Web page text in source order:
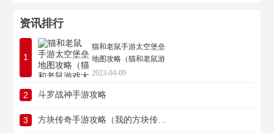
资讯排行
1
猫和老鼠手游太空堡垒
地图攻略（猫和老鼠游
戏太空堡垒地图）
2023-04-09
2 斗罗战神手游攻略
3 方块传奇手游攻略（我的方块传奇2怎么玩）